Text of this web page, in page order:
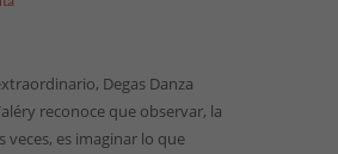
Degas Danza
reconoce que observar, la
veces, es imaginar lo que